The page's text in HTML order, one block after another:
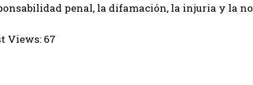
penal, la difamación, la injuria y la
Views: 67